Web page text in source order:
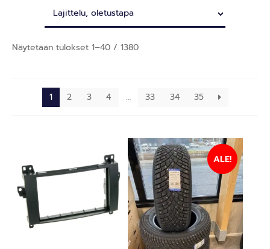
Näytetään tulokset 1–40 / 1380
1 2 3 4 … 33 34 35
ALE!